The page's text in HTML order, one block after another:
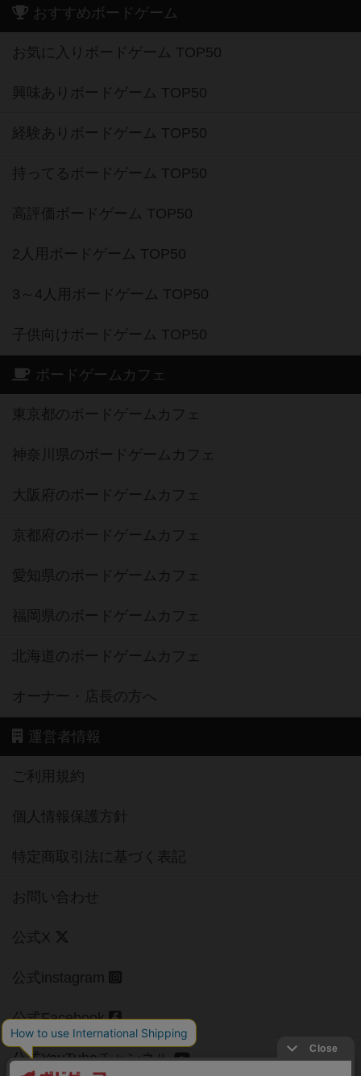
おすすめボードゲーム
お気に入りボードゲーム TOP50
興味ありボードゲーム TOP50
経験ありボードゲーム TOP50
持ってるボードゲーム TOP50
高評価ボードゲーム TOP50
2人用ボードゲーム TOP50
3～4人用ボードゲーム TOP50
子供向けボードゲーム TOP50
ボードゲームカフェ
東京都のボードゲームカフェ
神奈川県のボードゲームカフェ
大阪府のボードゲームカフェ
京都府のボードゲームカフェ
愛知県のボードゲームカフェ
福岡県のボードゲームカフェ
北海道のボードゲームカフェ
オーナー・店長の方へ
運営者情報
ご利用規約
個人情報保護方針
特定商取引法に基づく表記
お問い合わせ
公式X
公式instagram
公式Facebook
公式YouTubeチャンネル